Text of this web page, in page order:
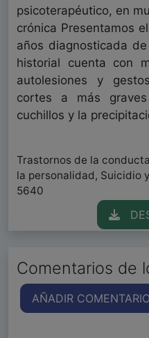
psicoterapéutico, en
crónica Presentamos
años diagnosticada
historial cuenta con
autolesiones y
cortes a más
cuchillos y la
Trastornos de la
la personalidad, Suicidio
5640
Comentarios de
AÑADIR COMENTARIO